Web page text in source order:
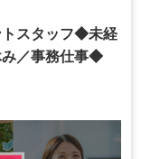
トスタッフ◆未経
み／事務仕事◆